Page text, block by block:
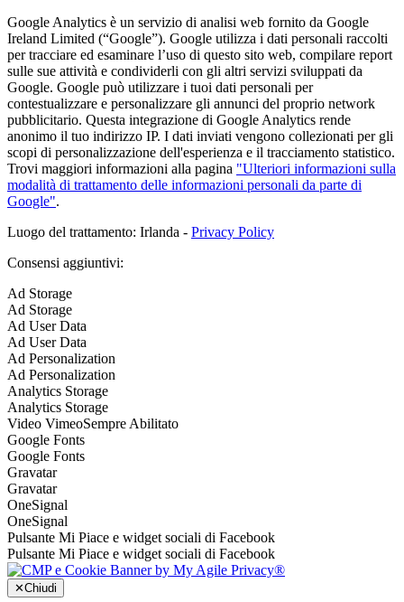
Google Analytics è un servizio di analisi web fornito da Google
Ireland Limited (“Google”). Google utilizza i dati personali raccolti
per tracciare ed esaminare l’uso di questo sito web, compilare report
sulle sue attività e condividerli con gli altri servizi sviluppati da
Google. Google può utilizzare i tuoi dati personali per
contestualizzare e personalizzare gli annunci del proprio network
pubblicitario. Questa integrazione di Google Analytics rende
anonimo il tuo indirizzo IP. I dati inviati vengono collezionati per gli
scopi di personalizzazione dell'esperienza e il tracciamento statistico.
Trovi maggiori informazioni alla pagina "Ulteriori informazioni sulla
modalità di trattamento delle informazioni personali da parte di
Google".
Luogo del trattamento: Irlanda - Privacy Policy
Consensi aggiuntivi:
Ad Storage
Ad Storage
Ad User Data
Ad User Data
Ad Personalization
Ad Personalization
Analytics Storage
Analytics Storage
Video VimeoSempre Abilitato
Google Fonts
Google Fonts
Gravatar
Gravatar
OneSignal
OneSignal
Pulsante Mi Piace e widget sociali di Facebook
Pulsante Mi Piace e widget sociali di Facebook
✕Chiudi